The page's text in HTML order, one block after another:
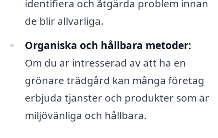
identifiera och åtgärda problem innan
de blir allvarliga.
Organiska och hållbara metoder:
Om du är intresserad av att ha en
grönare trädgård kan många företag
erbjuda tjänster och produkter som är
miljövänliga och hållbara.